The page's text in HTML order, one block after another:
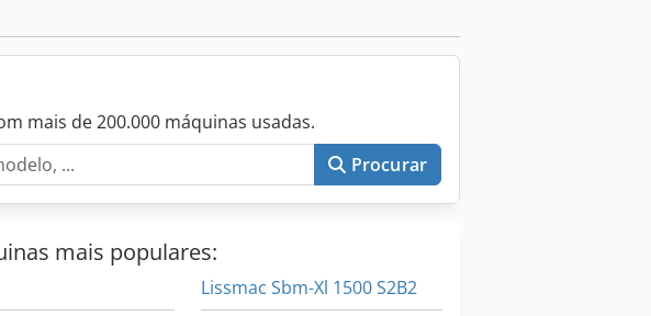
mais de 200.000 máquinas usadas.
Procurar
mais populares:
Lissmac Sbm-Xl 1500 S2B2